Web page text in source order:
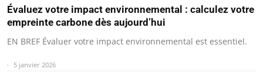
Évaluez votre impact environnemental : calculez votre
empreinte carbone dès aujourd’hui
EN BREF Évaluer votre impact environnemental est essentiel.
5 janvier 2026